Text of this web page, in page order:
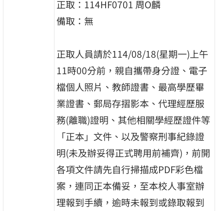
正取：114HF0701 周O麟
備取：無
正取人員請於114/08/18(星期一)上午
11時00分前，親自攜帶身分證、電子
檔個人照片、教師證書、最高學歷畢
業證書、郵局存摺影本、代理經歷服
務(離職)證明、其他相關學經歷證件等
「正本」文件、以及警察刑事紀錄證
明(未及辦妥得正式聘用前補齊)，前開
各項文件請先自行掃描成PDF彩色檔
案，連同正本備妥，至本校人事室辦
理報到手續，逾時未報到或錄取報到